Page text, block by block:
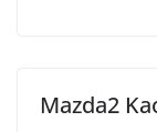
Mazda2